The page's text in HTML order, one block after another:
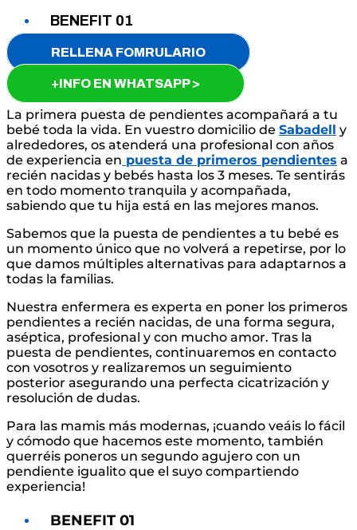
BENEFIT 01
RELLENA FOMRULARIO
+INFO EN WHATSAPP >
La primera puesta de pendientes acompañará a tu
bebé toda la vida. En vuestro domicilio de Sabadell y
alrededores, os atenderá una profesional con años
de experiencia en puesta de primeros pendientes a
recién nacidas y bebés hasta los 3 meses. Te sentirás
en todo momento tranquila y acompañada,
sabiendo que tu hija está en las mejores manos.
Sabemos que la puesta de pendientes a tu bebé es
un momento único que no volverá a repetirse, por lo
que damos múltiples alternativas para adaptarnos a
todas la familias.
Nuestra enfermera es experta en poner los primeros
pendientes a recién nacidas, de una forma segura,
aséptica, profesional y con mucho amor. Tras la
puesta de pendientes, continuaremos en contacto
con vosotros y realizaremos un seguimiento
posterior asegurando una perfecta cicatrización y
resolución de dudas.
Para las mamis más modernas, ¡cuando veáis lo fácil
y cómodo que hacemos este momento, también
querréis poneros un segundo agujero con un
pendiente igualito que el suyo compartiendo
experiencia!
BENEFIT 01